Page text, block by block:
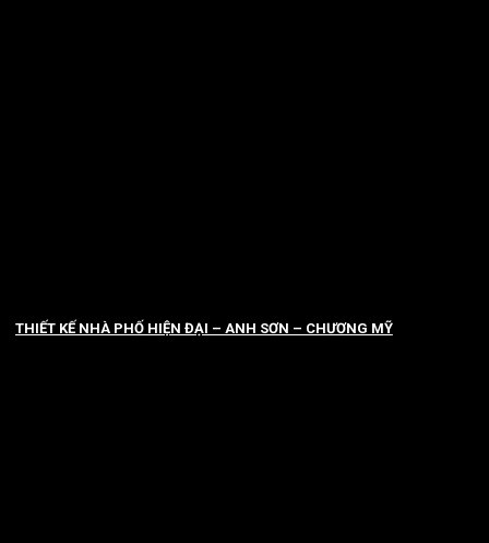
THIẾT KẾ NHÀ PHỐ HIỆN ĐẠI – ANH SƠN – CHƯƠNG MỸ